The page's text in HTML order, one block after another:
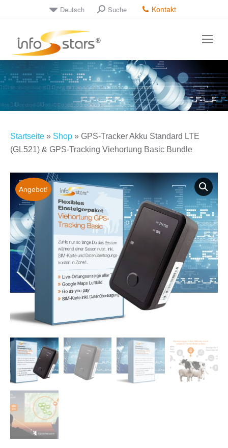
Deutsch Suche Kontakt
Startseite » Shop » GPS-Tracker Akku Standard LTE
(GL521) & GPS-Tracking Viehortung Basic Bundle
Angebot!